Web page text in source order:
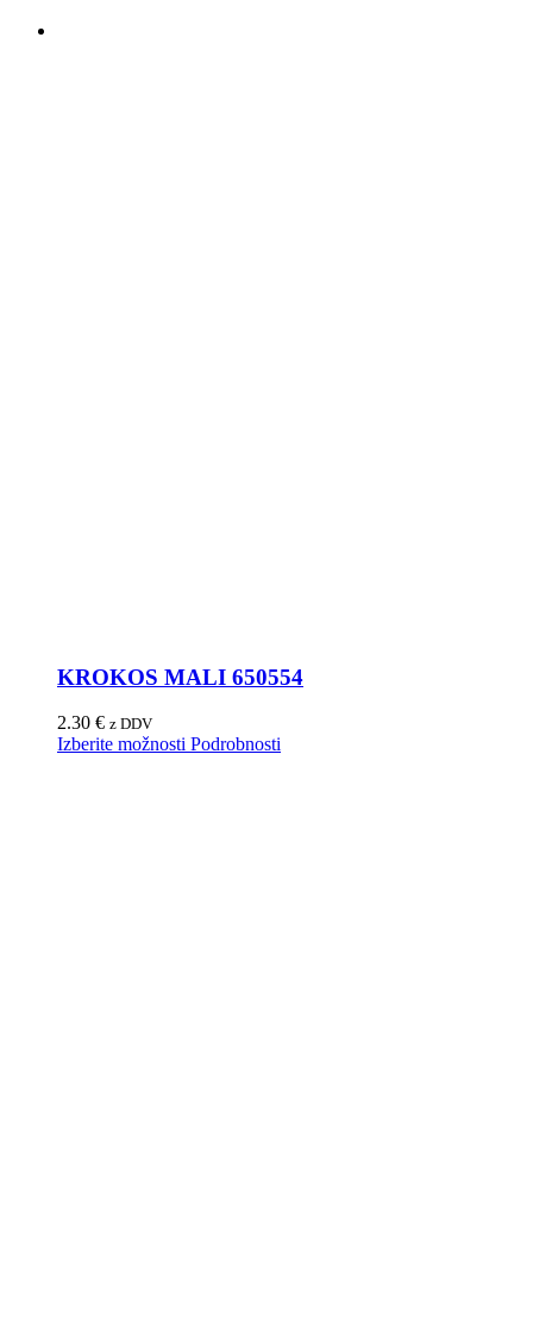
KROKOS MALI 650554
2.30 € z DDV
Izberite možnosti Podrobnosti